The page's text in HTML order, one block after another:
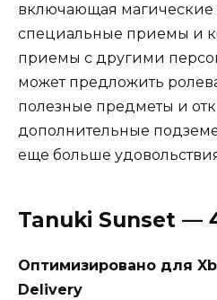
включающая магические
специальные приемы и
приемы с другими
может предложить
полезные предметы и
дополнительные
еще больше
Tanuki Sunset —
Оптимизировано для
Delivery